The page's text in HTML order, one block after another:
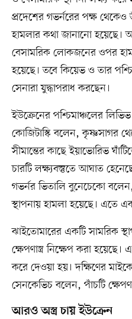
প্রদেশের গভর্নরের পক্ষ থেকেও
হামলার কথা জানানো হয়েছে।
বেসামরিক লোকজনের ওপর
হয়েছে। তবে কিয়েভ ও তার
সেনারা যুদ্ধাপরাধ করছেন।
ইউক্রেনের পশ্চিমাঞ্চলের
কোজিটাস্কি বলেন, কৃষ্ণসাগর
সীমান্তের কাছে ইয়াভোরিভ
চারটি লক্ষ্যবস্তুতে আঘাত
গভর্নর ভিতালি বুনেচেকো
স্থাপনায় হামলা হয়েছে। এতে
ঝাইতোমারের একটি সামরিক
ক্ষেপণাস্ত্র নিক্ষেপ করা হয়েছে।
করে দেওয়া হয়। দক্ষিণের
সেনকেভিচ বলেন, পাঁচটি
আরও অস্ত্র চায় ইউক্রেন